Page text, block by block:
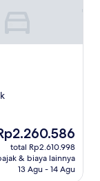
sekarang
total Rp2.610.998
& biaya lainnya
13 Agu - 14 Agu